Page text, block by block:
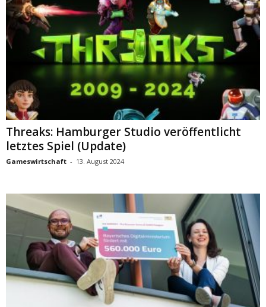
Threaks: Hamburger Studio veröffentlicht
letztes Spiel (Update)
Gameswirtschaft - 13. August 2024